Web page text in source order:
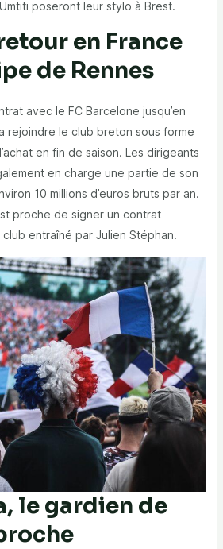
poseront leur stylo à Brest.
en France
de Rennes
avec le FC Barcelone jusqu’en
rejoindre le club breton sous forme
en fin de saison. Les dirigeants
en charge une partie de son
10 millions d’euros bruts par an.
proche de signer un contrat
club entraîné par Julien Stéphan.
le gardien de